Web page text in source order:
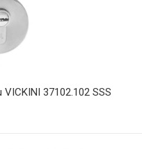
37102.102 SSS